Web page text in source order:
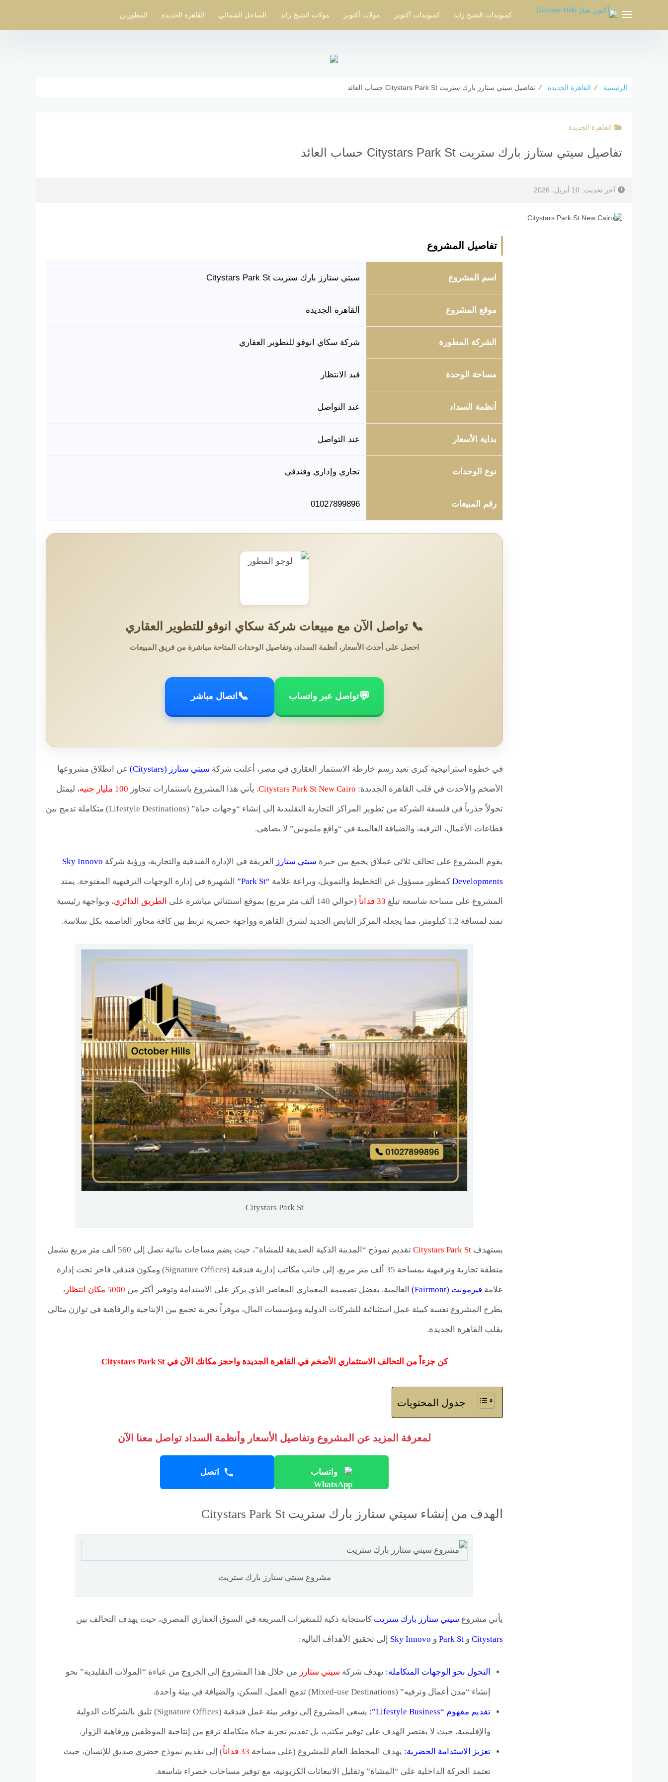
كمبوندات الشيخ زايد كمبوندات أكتوبر مولات أكتوبر مولات الشيخ زايد الساحل الشمالي القاهرة الجديدة المطورين
الرئيسية ⁄ القاهرة الجديدة ⁄ تفاصيل سيتي ستارز بارك ستريت Citystars Park St حساب العائد
القاهرة الجديدة
تفاصيل سيتي ستارز بارك ستريت Citystars Park St حساب العائد
آخر تحديث: 10 أبريل، 2026
تفاصيل المشروع
اسم المشروع سيتي ستارز بارك ستريت Citystars Park St
موقع المشروع القاهرة الجديدة
الشركة المطورة شركة سكاي انوفو للتطوير العقاري
مساحة الوحدة قيد الانتظار
أنظمة السداد عند التواصل
بداية الأسعار عند التواصل
نوع الوحدات تجاري وإداري وفندقي
رقم المبيعات 01027899896
📞 تواصل الآن مع مبيعات شركة سكاي انوفو للتطوير العقاري
احصل على أحدث الأسعار، أنظمة السداد، وتفاصيل الوحدات المتاحة مباشرة من فريق المبيعات
💬تواصل عبر واتساب 📞 اتصال مباشر
في خطوة استراتيجية كبرى تعيد رسم خارطة الاستثمار العقاري في مصر، أعلنت شركة سيتي ستارز (Citystars) عن انطلاق مشروعها
الأضخم والأحدث في قلب القاهرة الجديدة: Citystars Park St New Cairo. يأتي هذا المشروع باستثمارات تتجاوز 100 مليار جنيه ، ليمثل
تحولاً جذرياً في فلسفة الشركة من تطوير المراكز التجارية التقليدية إلى إنشاء “وجهات حياة” (Lifestyle Destinations) متكاملة تدمج بين
قطاعات الأعمال، الترفيه، والضيافة العالمية في “واقع ملموس” لا يضاهى.
يقوم المشروع على تحالف ثلاثي عملاق يجمع بين خبرة سيتي ستارز العريقة في الإدارة الفندقية والتجارية، ورؤية شركة Sky Innovo
Developments كمطور مسؤول عن التخطيط والتمويل، وبراعة علامة “Park St” الشهيرة في إدارة الوجهات الترفيهية المفتوحة. يمتد
المشروع على مساحة شاسعة تبلغ 33 فداناً (حوالي 140 ألف متر مربع) بموقع استثنائي مباشرة على الطريق الدائري، وبواجهة رئيسية
تمتد لمسافة 1.2 كيلومتر، مما يجعله المركز النابض الجديد لشرق القاهرة وواجهة حضرية تربط بين كافة محاور العاصمة بكل سلاسة.
Citystars Park St
يستهدف Citystars Park St تقديم نموذج “المدينة الذكية الصديقة للمشاة”، حيث يضم مساحات بنائية تصل إلى 560 ألف متر مربع تشمل
منطقة تجارية وترفيهية بمساحة 35 ألف متر مربع، إلى جانب مكاتب إدارية فندقية (Signature Offices) ومكون فندقي فاخر تحت إدارة
علامة فيرمونت (Fairmont) العالمية. بفضل تصميمه المعماري المعاصر الذي يركز على الاستدامة وتوفير أكثر من 5000 مكان انتظار ،
يطرح المشروع نفسه كبيئة عمل استثنائية للشركات الدولية ومؤسسات المال، موفراً تجربة تجمع بين الإنتاجية والرفاهية في توازن مثالي
بقلب القاهرة الجديدة.
كن جزءاً من التحالف الاستثماري الأضخم في القاهرة الجديدة واحجز مكانك الآن في Citystars Park St
جدول المحتويات
لمعرفة المزيد عن المشروع وتفاصيل الأسعار وأنظمة السداد تواصل معنا الآن
واتساب اتصل
الهدف من إنشاء سيتي ستارز بارك ستريت Citystars Park St
مشروع سيتي ستارز بارك ستريت
يأتي مشروع سيتي ستارز بارك ستريت كاستجابة ذكية للمتغيرات السريعة في السوق العقاري المصري، حيث يهدف التحالف بين
Citystars و Park St و Sky Innovo إلى تحقيق الأهداف التالية:
التحول نحو الوجهات المتكاملة: تهدف شركة سيتي ستارز من خلال هذا المشروع إلى الخروج من عباءة “المولات التقليدية” نحو
إنشاء “مدن أعمال وترفيه” (Mixed-use Destinations) تدمج العمل، السكن، والضيافة في بيئة واحدة.
تقديم مفهوم “Lifestyle Business”: يسعى المشروع إلى توفير بيئة عمل فندقية (Signature Offices) تليق بالشركات الدولية
والإقليمية، حيث لا يقتصر الهدف على توفير مكتب، بل تقديم تجربة حياة متكاملة ترفع من إنتاجية الموظفين ورفاهية الزوار.
تعزيز الاستدامة الحضرية: يهدف المخطط العام للمشروع (على مساحة 33 فداناً ) إلى تقديم نموذج حضري صديق للإنسان، حيث
تعتمد الحركة الداخلية على “المشاة” وتقليل الانبعاثات الكربونية، مع توفير مساحات خضراء شاسعة.